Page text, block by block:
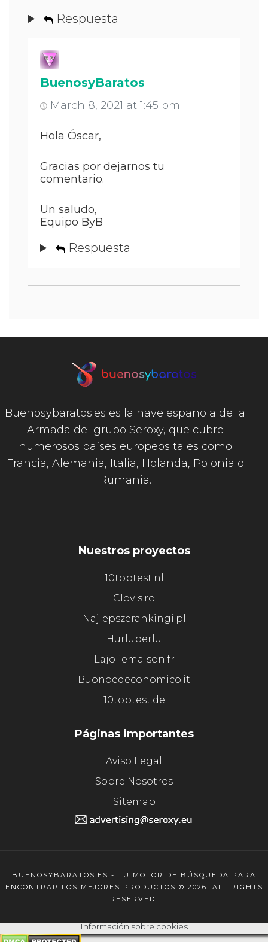
Respuesta
BuenosyBaratos
March 8, 2021 at 1:45 pm
Hola Óscar,
Gracias por dejarnos tu
comentario.
Un saludo,
Equipo ByB
Respuesta
Buenosybaratos.es es la nave española de la
Armada del grupo Seroxy, que cubre
numerosos países europeos tales como
Francia, Alemania, Italia, Holanda, Polonia o
Rumania.
Nuestros proyectos
10toptest.nl
Clovis.ro
Najlepszerankingi.pl
Hurluberlu
Lajoliemaison.fr
Buonoedeconomico.it
10toptest.de
Páginas importantes
Aviso Legal
Sobre Nosotros
Sitemap
BUENOSYBARATOS.ES - TU MOTOR DE BÚSQUEDA PARA
ENCONTRAR LOS MEJORES PRODUCTOS © 2026. ALL RIGHTS
RESERVED.
Información sobre cookies